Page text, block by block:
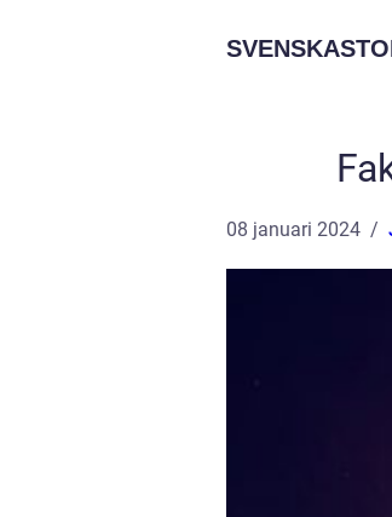
08 januari 2024